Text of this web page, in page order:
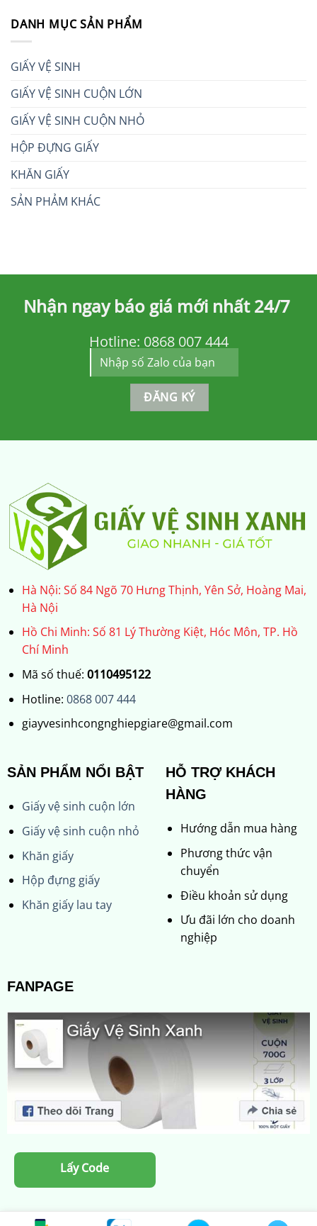
DANH MỤC SẢN PHẨM
GIẤY VỆ SINH
GIẤY VỆ SINH CUỘN LỚN
GIẤY VỆ SINH CUỘN NHỎ
HỘP ĐỰNG GIẤY
KHĂN GIẤY
SẢN PHẢM KHÁC
Nhận ngay báo giá mới nhất 24/7
Hotline: 0868 007 444
Hà Nội: Số 84 Ngõ 70 Hưng Thịnh, Yên Sở, Hoàng Mai,
Hà Nội
Hồ Chi Minh: Số 81 Lý Thường Kiệt, Hóc Môn, TP. Hồ
Chí Minh
Mã số thuế: 0110495122
Hotline: 0868 007 444
giayvesinhcongnghiepgiare@gmail.com
SẢN PHẨM NỔI BẬT
Giấy vệ sinh cuộn lớn
Giấy vệ sinh cuộn nhỏ
Khăn giấy
Hộp đựng giấy
Khăn giấy lau tay
HỖ TRỢ KHÁCH
HÀNG
Hướng dẫn mua hàng
Phương thức vận
chuyển
Điều khoản sử dụng
Ưu đãi lớn cho doanh
nghiệp
FANPAGE
Lấy Code